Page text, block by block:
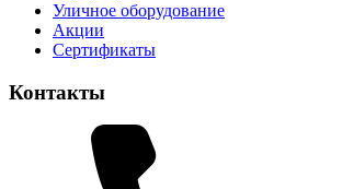
Уличное оборудование
Акции
Сертификаты
Контакты